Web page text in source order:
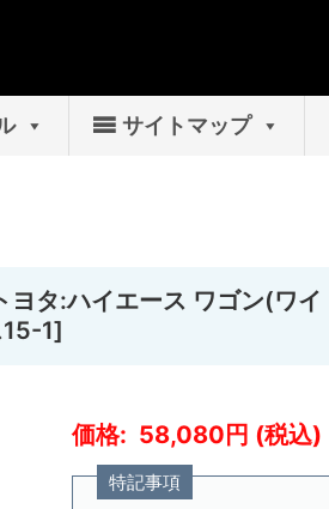
サイトマップ
ヨタ:ハイエース ワゴン(ワ
15-1]
58,080
特記事項